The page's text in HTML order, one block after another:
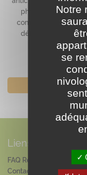
photo…) avant votre
comme les batteries
démarche simple
refuges et au
Liens
FAQ Réservation
Contact
Notre
se